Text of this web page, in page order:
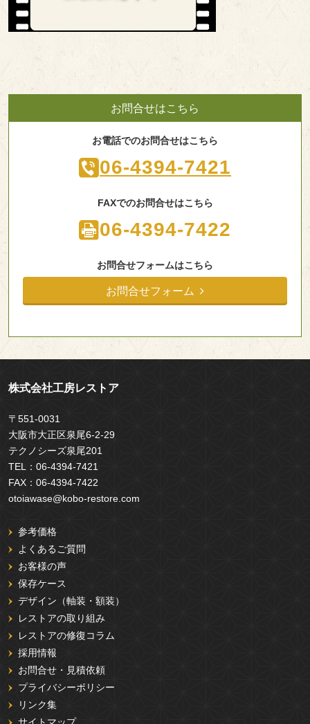
お問合せはこちら
お電話でのお問合せはこちら
06-4394-7421
FAXでのお問合せはこちら
06-4394-7422
お問合せフォームはこちら
お問合せフォーム
株式会社工房レストア
〒551-0031
大阪市大正区泉尾6-2-29
テクノシーズ泉尾201
TEL： 06-4394-7421
FAX： 06-4394-7422
otoiawase@kobo-restore.com
参考価格
よくあるご質問
お客様の声
保存ケース
デザイン（軸装・額装）
レストアの取り組み
レストアの修復コラム
採用情報
お問合せ・見積依頼
プライバシーポリシー
リンク集